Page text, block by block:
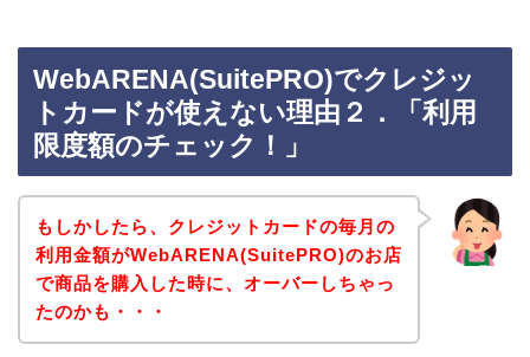
WebARENA(SuitePRO)でクレジッ
トカードが使えない理由２．「利用
限度額のチェック！」
もしかしたら、クレジットカードの毎月の
利用金額がWebARENA(SuitePRO)のお店
で商品を購入した時に、オーバーしちゃっ
たのかも・・・